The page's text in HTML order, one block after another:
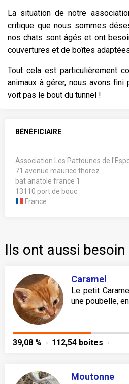
La situation de notre
critique que nous sommes
nos chats sont âgés et ont
couvertures et de boîtes
Tout cela est particulièrement
animaux à gérer, nous avons fini
voit pas le bout du tunnel !
BÉNÉFICIAIRE
Association Les Pattounes de
71 avenue maurice thorez
bat anatole france 1
13110 port de bouc
France
Ils ont aussi besoin
Caramel
Le petit
une poubelle,
39,08 % 112,54 boites
Moutonne